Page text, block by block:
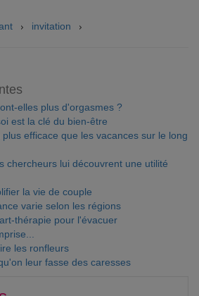
invitation
elles plus d'orgasmes ?
est la clé du bien-être
efficace que les vacances sur le long
chercheurs lui découvrent une utilité
la vie de couple
varie selon les régions
thérapie pour l'évacuer
les ronfleurs
leur fasse des caresses